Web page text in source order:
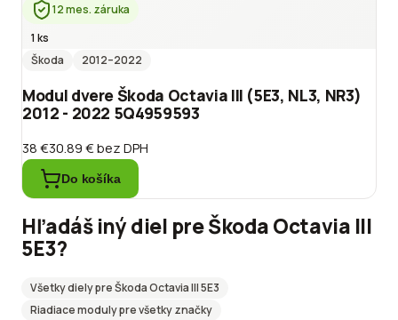
12 mes. záruka
1 ks
Škoda
2012–2022
Modul dvere Škoda Octavia III (5E3, NL3, NR3)
2012 - 2022 5Q4959593
38 €30.89 €bez DPH
Do košíka
Hľadáš iný diel preŠkodaOctavia III
5E3?
Všetky diely preŠkodaOctavia III 5E3
Riadiace modulypre všetky značky